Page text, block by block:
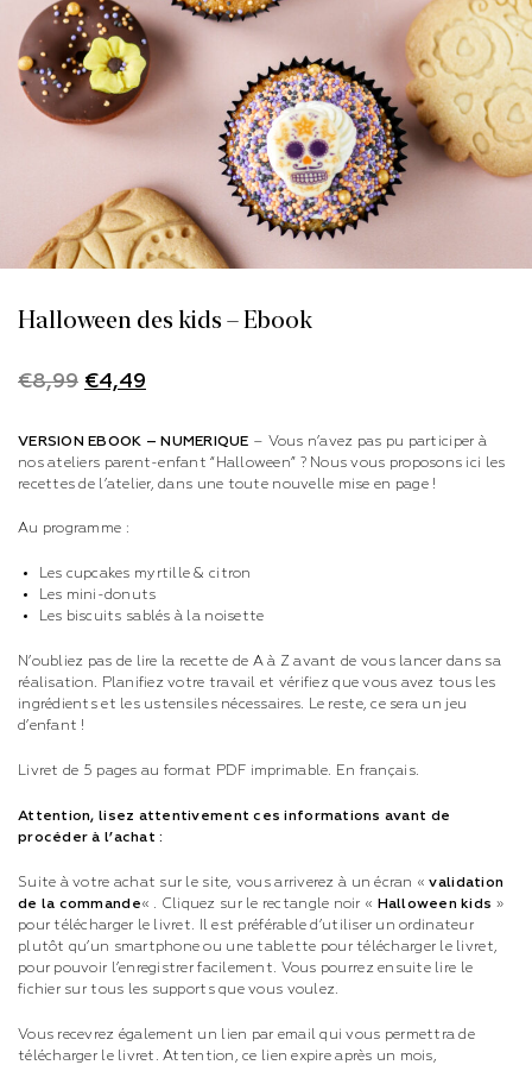
Halloween des kids – Ebook
€8,99 Le
était :
€8,99.
€4,49
est :
€4,49.
VERSION EBOOK – NUMERIQUE – Vous n’avez pas pu participer à
nos ateliers parent-enfant “Halloween” ? Nous vous proposons ici les
recettes de l’atelier, dans une toute nouvelle mise en page !
Au programme :
Les cupcakes myrtille & citron
Les mini-donuts
Les biscuits sablés à la noisette
N’oubliez pas de lire la recette de A à Z avant de vous lancer dans sa
réalisation. Planifiez votre travail et vérifiez que vous avez tous les
ingrédients et les ustensiles nécessaires. Le reste, ce sera un jeu
d’enfant !
Livret de 5 pages au format PDF imprimable. En français.
Attention, lisez attentivement ces informations avant de
procéder à l’achat :
Suite à votre achat sur le site, vous arriverez à un écran «validation
de la commande« . Cliquez sur le rectangle noir « Halloween kids »
pour télécharger le livret. Il est préférable d’utiliser un ordinateur
plutôt qu’un smartphone ou une tablette pour télécharger le livret,
pour pouvoir l’enregistrer facilement. Vous pourrez ensuite lire le
fichier sur tous les supports que vous voulez.
Vous recevrez également un lien par email qui vous permettra de
télécharger le livret. Attention, ce lien expire après un mois,